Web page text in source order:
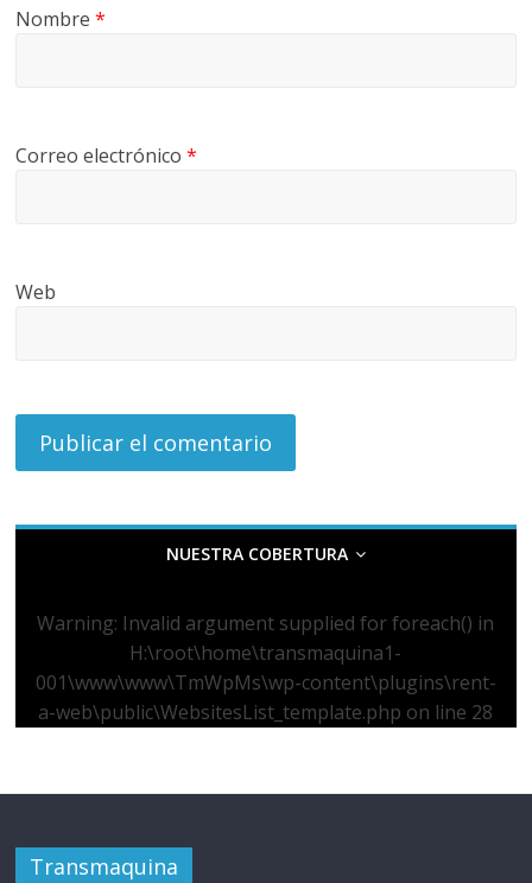
Nombre*
Correo electrónico*
Web
NUESTRA COBERTURA
Warning: Invalid argument supplied for foreach() in
H:\root\home\transmaquina1-
001\www\www\TmWpMs\wp-content\plugins\rent-
a-web\public\WebsitesList_template.php on line 28
Transmaquina